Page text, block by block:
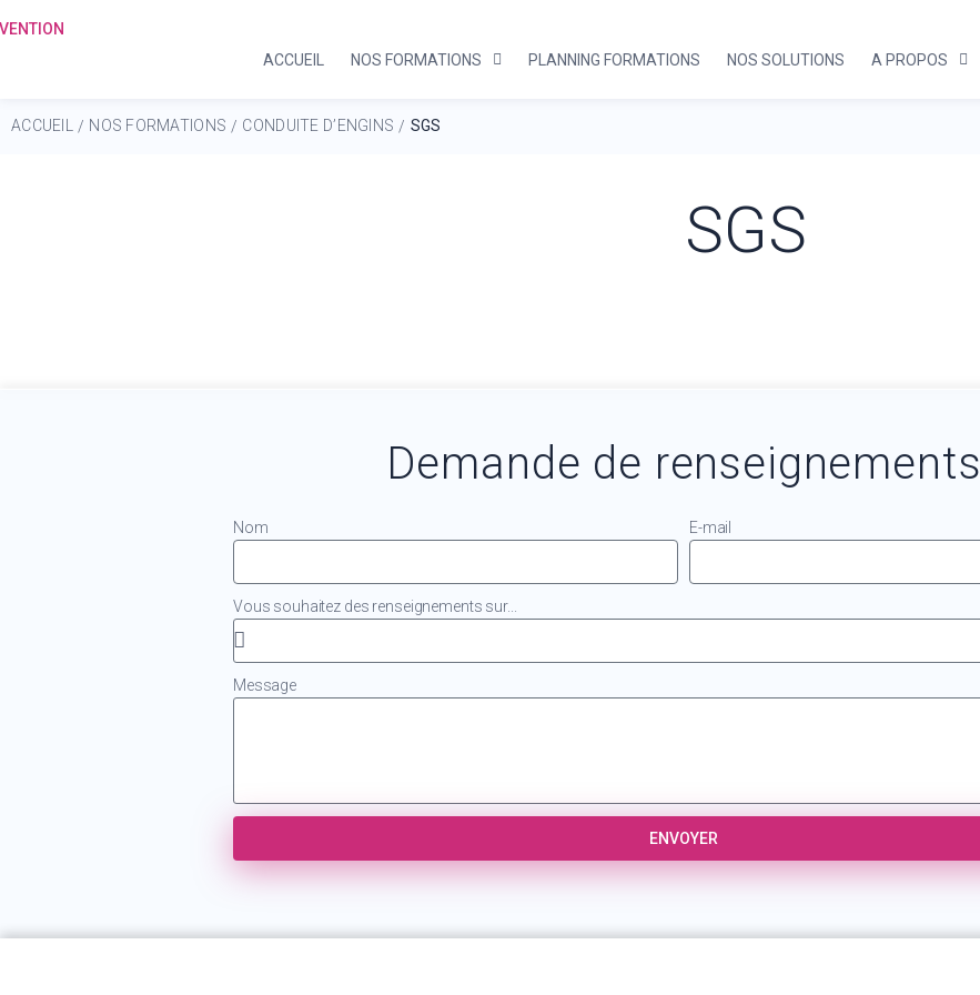
ACCUEIL NOS FORMATIONS PLANNING FORMATIONS NOS SOLUTIONS A PROPOS
ACCUEIL / NOS FORMATIONS / CONDUITE D’ENGINS / SGS
SGS
Demande de renseignements
Nom E-mail
Vous souhaitez des renseignements sur...
Message
ENVOYER